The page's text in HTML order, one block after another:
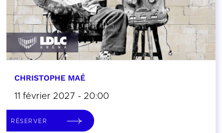
CHRISTOPHE MAÉ
11 février 2027 - 20:00
RÉSERVER